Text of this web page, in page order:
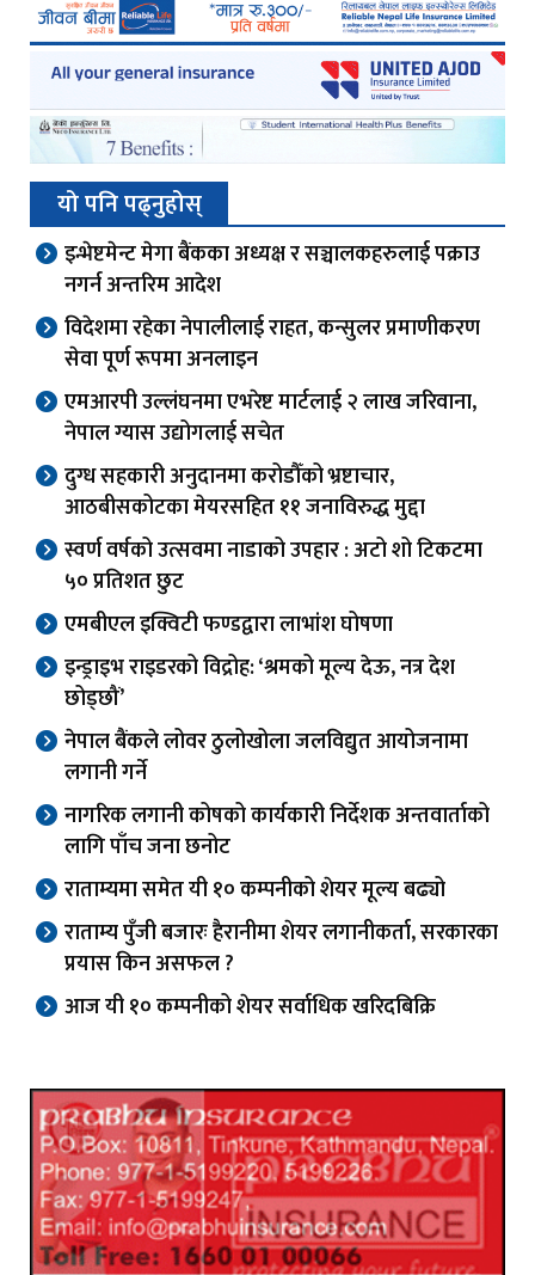
यो पनि पढ्नुहोस्
इन्भेष्टमेन्ट मेगा बैंकका अध्यक्ष र सञ्चालकहरुलाई पक्राउ
नगर्न अन्तरिम आदेश
विदेशमा रहेका नेपालीलाई राहत, कन्सुलर प्रमाणीकरण
सेवा पूर्ण रूपमा अनलाइन
एमआरपी उल्लंघनमा एभरेष्ट मार्टलाई २ लाख जरिवाना,
नेपाल ग्यास उद्योगलाई सचेत
दुग्ध सहकारी अनुदानमा करोडौँको भ्रष्टाचार,
आठबीसकोटका मेयरसहित ११ जनाविरुद्ध मुद्दा
स्वर्ण वर्षको उत्सवमा नाडाको उपहार : अटो शो टिकटमा
५० प्रतिशत छुट
एमबीएल इक्विटी फण्डद्वारा लाभांश घोषणा
इन्ड्राइभ राइडरको विद्रोह: ‘श्रमको मूल्य देऊ, नत्र देश
छोड्छौं’
नेपाल बैंकले लोवर ठुलोखोला जलविद्युत आयोजनामा
लगानी गर्ने
नागरिक लगानी कोषको कार्यकारी निर्देशक अन्तवार्ताको
लागि पाँच जना छनोट
राताम्यमा समेत यी १० कम्पनीको शेयर मूल्य बढ्यो
राताम्य पुँजी बजारः हैरानीमा शेयर लगानीकर्ता, सरकारका
प्रयास किन असफल ?
आज यी १० कम्पनीको शेयर सर्वाधिक खरिदबिक्रि